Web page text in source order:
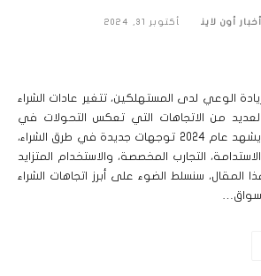
أخبار أون لاين أكتوبر 31, 2024
الوعي لدى المستهلكين، تتغير عادات الشراء
من الاتجاهات التي تعكس التحولات في
اهتمامات المستهلكين. يشهد عام 2024 توجهات جديدة في طرق الشراء،
التجارب المخصصة، والاستخدام المتزايد
المقال، سنسلط الضوء على أبرز اتجاهات الشراء